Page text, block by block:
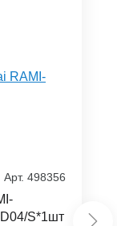
Арт. 498356
S*1шт